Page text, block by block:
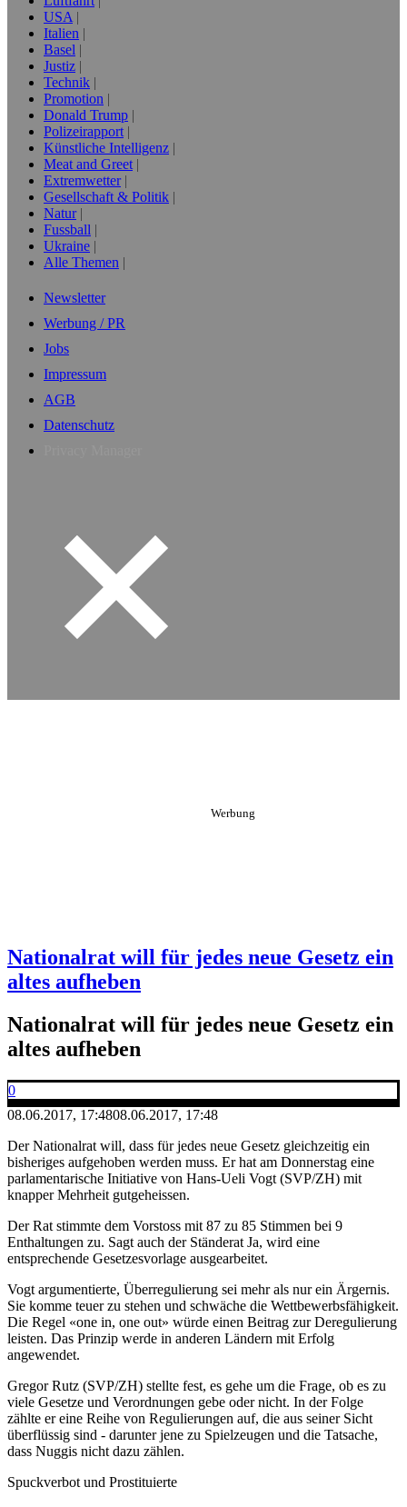
USA
Italien
Basel
Justiz
Technik
Promotion
Donald Trump
Polizeirapport
Künstliche Intelligenz
Meat and Greet
Extremwetter
Gesellschaft & Politik
Natur
Fussball
Ukraine
Alle Themen
Newsletter
Werbung / PR
Jobs
Impressum
AGB
Datenschutz
Nationalrat will für jedes neue Gesetz ein
altes aufheben
Nationalrat will für jedes neue Gesetz ein
altes aufheben
0
08.06.2017, 17:4808.06.2017, 17:48
Der Nationalrat will, dass für jedes neue Gesetz gleichzeitig ein
bisheriges aufgehoben werden muss. Er hat am Donnerstag eine
parlamentarische Initiative von Hans-Ueli Vogt (SVP/ZH) mit
knapper Mehrheit gutgeheissen.
Der Rat stimmte dem Vorstoss mit 87 zu 85 Stimmen bei 9
Enthaltungen zu. Sagt auch der Ständerat Ja, wird eine
entsprechende Gesetzesvorlage ausgearbeitet.
Vogt argumentierte, Überregulierung sei mehr als nur ein Ärgernis.
Sie komme teuer zu stehen und schwäche die Wettbewerbsfähigkeit.
Die Regel «one in, one out» würde einen Beitrag zur Deregulierung
leisten. Das Prinzip werde in anderen Ländern mit Erfolg
angewendet.
Gregor Rutz (SVP/ZH) stellte fest, es gehe um die Frage, ob es zu
viele Gesetze und Verordnungen gebe oder nicht. In der Folge
zählte er eine Reihe von Regulierungen auf, die aus seiner Sicht
überflüssig sind - darunter jene zu Spielzeugen und die Tatsache,
dass Nuggis nicht dazu zählen.
Spuckverbot und Prostituierte